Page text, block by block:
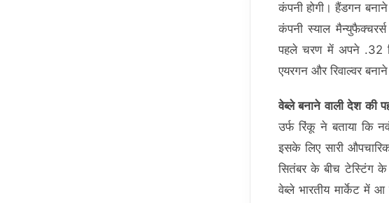
कंपनी होगी। हैंडगन
कंपनी स्याल
पहले चरण में अपने .32
एयरगन और रिवाल्वर
वेब्ले बनाने वाली देश की
उर्फ रिंकू ने बताया कि
इसके लिए सारी
सितंबर के बीच टेस्टिंग के
वेब्ले भारतीय मार्केट में